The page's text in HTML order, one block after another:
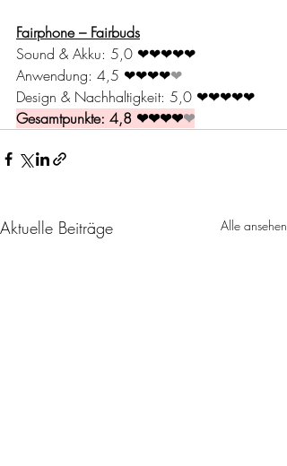
Fairphone – Fairbuds
Sound & Akku: 5,0 ❤❤❤❤❤
Anwendung: 4,5 ❤❤❤❤❤
Design & Nachhaltigkeit: 5,0 ❤❤❤❤❤
Gesamtpunkte: 4,8 ❤❤❤❤❤
Aktuelle Beiträge Alle ansehen